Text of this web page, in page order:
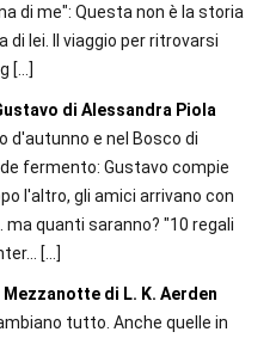
di me": Questa non è la storia
di lei. Il viaggio per ritrovarsi
[…]
di Alessandra Piola
d'autunno e nel Bosco di
fermento: Gustavo compie
l'altro, gli amici arrivano con
ma quanti saranno? "10 regali
[…]
Mezzanotte di L. K. Aerden
tutto. Anche quelle in